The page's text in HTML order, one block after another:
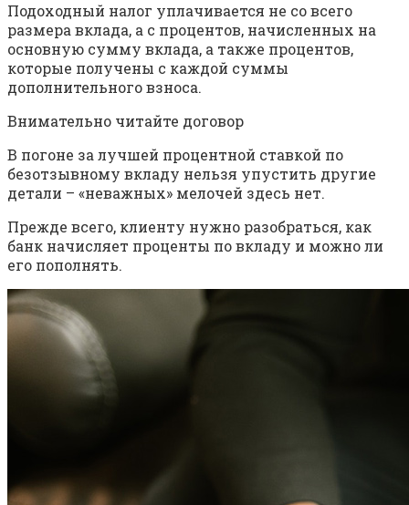
Подоходный налог уплачивается не со всего
размера вклада, а с процентов, начисленных на
основную сумму вклада, а также процентов,
которые получены с каждой суммы
дополнительного взноса.
Внимательно читайте договор
В погоне за лучшей процентной ставкой по
безотзывному вкладу нельзя упустить другие
детали – «неважных» мелочей здесь нет.
Прежде всего, клиенту нужно разобраться, как
банк начисляет проценты по вкладу и можно ли
его пополнять.